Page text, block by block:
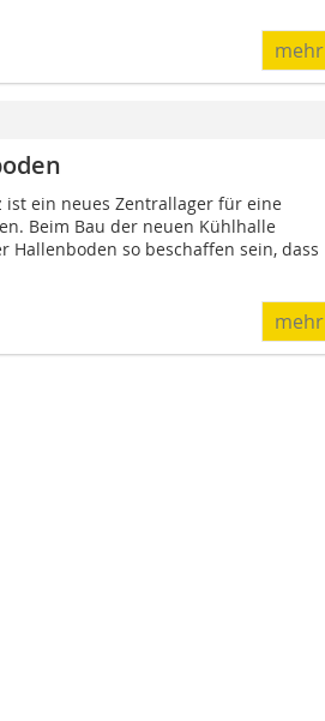
mehr
ist ein neues Zentrallager für eine
Beim Bau der neuen Kühlhalle
Hallenboden so beschaffen sein, dass
mehr